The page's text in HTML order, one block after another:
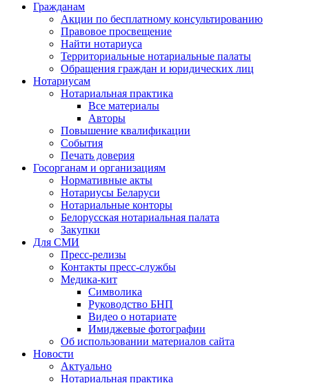
Гражданам
Акции по бесплатному консультированию
Правовое просвещение
Найти нотариуса
Территориальные нотариальные палаты
Обращения граждан и юридических лиц
Нотариусам
Нотариальная практика
Все материалы
Авторы
Повышение квалификации
События
Печать доверия
Госорганам и организациям
Нормативные акты
Нотариусы Беларуси
Нотариальные конторы
Белорусская нотариальная палата
Закупки
Для СМИ
Пресс-релизы
Контакты пресс-службы
Медика-кит
Символика
Руководство БНП
Видео о нотариате
Имиджевые фотографии
Об использовании материалов сайта
Новости
Актуально
Нотариальная практика